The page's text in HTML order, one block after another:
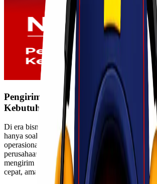
Pengiriman Cepat Bukan Lagi
Kebutuhan Bisnis Modern
Di era bisnis yang serba cepat, keterlambatan
hanya soal barang datang lebih lama — tetapi
operasional, produksi, hingga kepuasan
perusahaan kini membutuhkan partner logistik
mengirim barang, tetapi mampu memberikan
cepat, aman, dan terukur.